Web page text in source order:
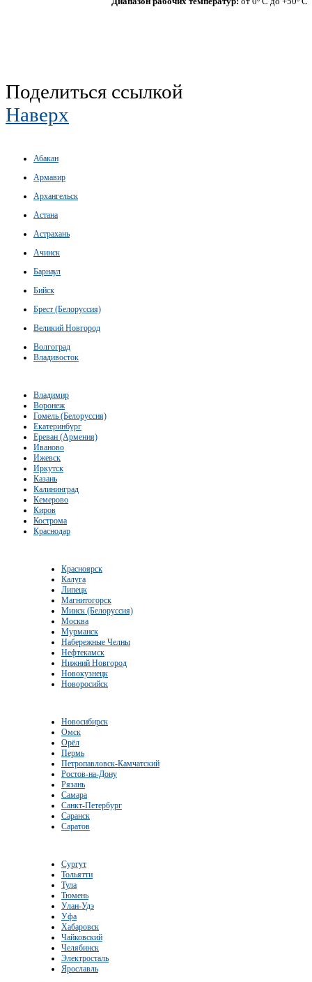
Поделиться ссылкой
Наверх
Абакан
Армавир
Архангельск
Астана
Астрахань
Ачинск
Барнаул
Бийск
Брест (Белоруссия)
Великий Новгород
Волгоград
Владивосток
Владимир
Воронеж
Гомель (Белоруссия)
Екатеринбург
Ереван (Армения)
Иваново
Ижевск
Иркутск
Казань
Калининград
Кемерово
Киров
Кострома
Краснодар
Красноярск
Калуга
Липецк
Магнитогорск
Минск (Белоруссия)
Москва
Мурманск
Набережные Челны
Нефтекамск
Нижний Новгород
Новокузнецк
Новоросийск
Новосибирск
Омск
Орёл
Пермь
Петропавловск-Камчатский
Ростов-на-Дону
Рязань
Самара
Санкт-Петербург
Саранск
Саратов
Сургут
Тольятти
Тула
Тюмень
Улан-Удэ
Уфа
Хабаровск
Чайковский
Челябинск
Электросталь
Ярославль